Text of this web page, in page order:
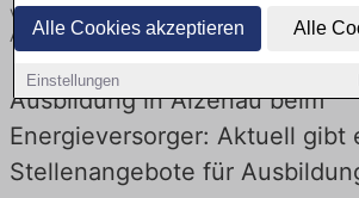
Alle Cookies akzeptieren Alle
Einstellungen
von namhaften Firmen. Entdecken Sie freie
Arbeitgebern und bewerben Sie sich noch
Ausbildung in Alzenau beim
Energieversorger: Aktuell gibt
Stellenangebote für